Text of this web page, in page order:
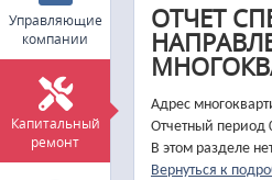
Управляющие
компании
Капитальный
ремонт
ОТЧЕТ
Адрес
Отчетный период
В этом разделе
Вернуться к